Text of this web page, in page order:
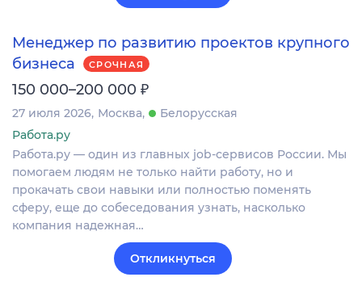
Менеджер по развитию проектов крупного
бизнеса
СРОЧНАЯ
150 000–200 000 ₽
27 июля 2026 Москва
Белорусская
Работа.ру
Работа.ру — один из главных job-сервисов России. Мы
помогаем людям не только найти работу, но и
прокачать свои навыки или полностью поменять
сферу, еще до собеседования узнать, насколько
компания надежная…
Откликнуться